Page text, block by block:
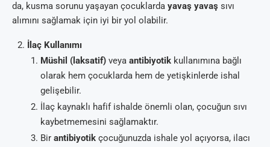
da, kusma sorunu yaşayan çocuklarda yavaş yavaş sıvı
alımını sağlamak için iyi bir yol olabilir.
İlaç Kullanımı
Müshil (laksatif) veya antibiyotik kullanımına bağlı
olarak hem çocuklarda hem de yetişkinlerde ishal
gelişebilir.
İlaç kaynaklı hafif ishalde önemli olan, çocuğun sıvı
kaybetmemesini sağlamaktır.
Bir antibiyotik çocuğunuzda ishale yol açıyorsa, ilacı